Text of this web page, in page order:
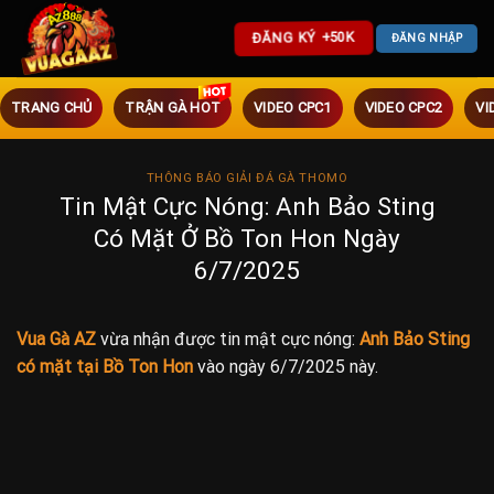
ĐĂNG KÝ +50K ĐĂNG NHẬP
TRANG CHỦ TRẬN GÀ HOT VIDEO CPC1 VIDEO CPC2
THÔNG BÁO GIẢI ĐÁ GÀ THOMO
Tin Mật Cực Nóng: Anh Bảo Sting
Có Mặt Ở Bồ Ton Hon Ngày
6/7/2025
Vua Gà AZ vừa nhận được tin mật cực nóng: Anh Bảo Sting
có mặt tại Bồ Ton Hon vào ngày 6/7/2025 này.